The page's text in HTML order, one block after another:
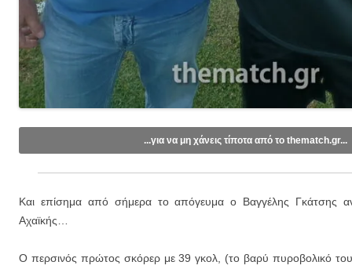
...για να μη χάνεις τίποτα από το thematch.gr...
Εγγραφείτε στο κανάλι μας στοYoutube.
Και επίσημα από σήμερα το απόγευμα ο Βαγγέλης Γκάτσης
Αχαϊκής…
Ο περσινός πρώτος σκόρερ με 39 γκολ, (το βαρύ πυροβολικό